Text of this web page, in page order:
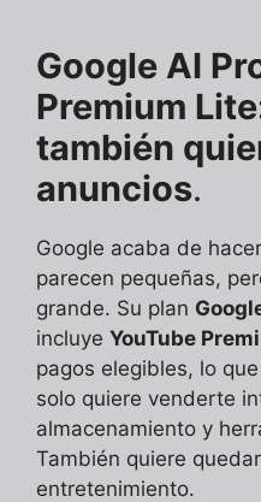
Google AI
Premium
también
anuncios.
Google acaba de
parecen pequeñas,
grande. Su plan
incluye YouTube
pagos elegibles, lo
solo quiere venderte
almacenamiento y
También quiere
entretenimiento.